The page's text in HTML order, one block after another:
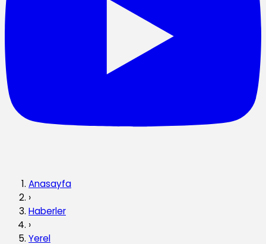
Anasayfa
›
Haberler
›
Yerel